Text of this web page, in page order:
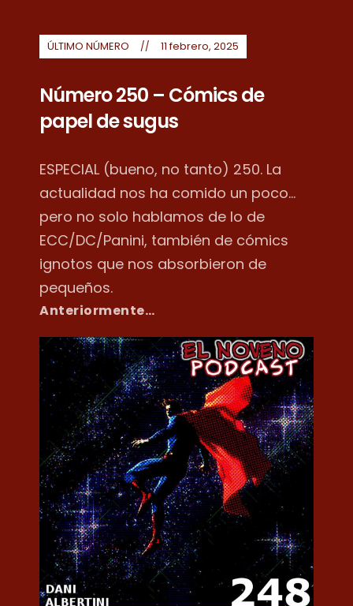
ÚLTIMO NÚMERO 11 febrero, 2025
Número 250 – Cómics de
papel de sugus
ESPECIAL (bueno, no tanto) 250. La
actualidad nos ha comido un poco...
pero no solo hablamos de lo de
ECC/DC/Panini, también de cómics
ignotos que nos absorbieron de
pequeños.
Anteriormente…